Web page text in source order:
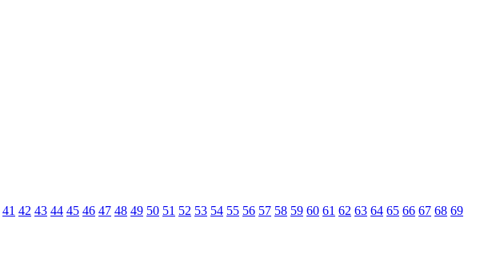
41 42 43 44 45 46 47 48 49 50 51 52 53 54 55 56 57 58 59 60 61 62 63 64 65 66 67 68 69